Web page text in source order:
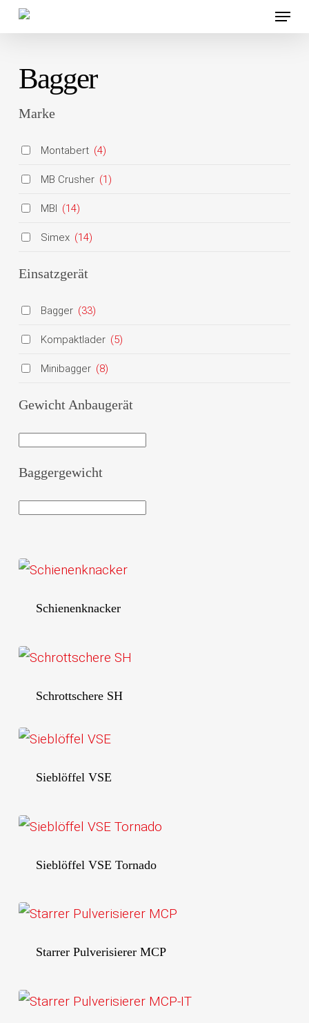
Skip
to
content
Menü
Bagger
Marke
Montabert (4)
MB Crusher (1)
MBI (14)
Simex (14)
Einsatzgerät
Bagger (33)
Kompaktlader (5)
Minibagger (8)
Gewicht Anbaugerät
Baggergewicht
Schienenknacker
Schrottschere SH
Sieblöffel VSE
Sieblöffel VSE Tornado
Starrer Pulverisierer MCP